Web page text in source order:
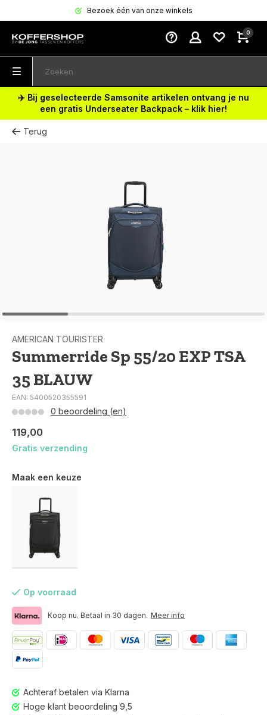
Bezoek één van onze winkels
0
✈️ Bij geselecteerde Samsonite artikelen ontvang je nu
een gratis Underseater Backpack – klik hier!
Terug
AMERICAN TOURISTER
Summerride Sp 55/20 EXP TSA
35 BLAUW
EAN: 5400520355591
0 beoordeling (en)
119,00
Gratis verzending
Maak een keuze
Op voorraad
Koop nu. Betaal in 30 dagen. Meer info
Achteraf betalen via Klarna
Hoge klant beoordeling 9,5